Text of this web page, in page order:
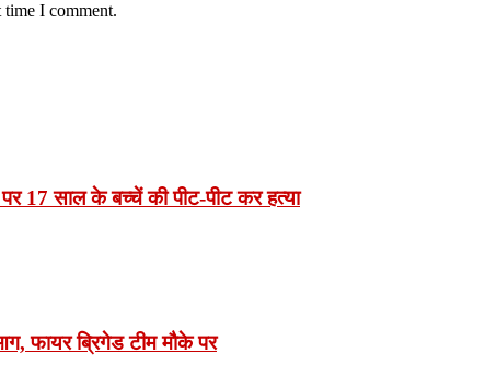
time I comment.
17 साल के बच्चें की पीट-पीट कर हत्या
फायर ब्रिगेड टीम मौके पर